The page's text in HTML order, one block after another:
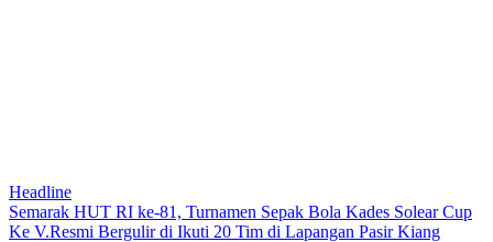
Headline
Semarak HUT RI ke-81, Turnamen Sepak Bola Kades Solear Cup
Ke V.Resmi Bergulir di Ikuti 20 Tim di Lapangan Pasir Kiang